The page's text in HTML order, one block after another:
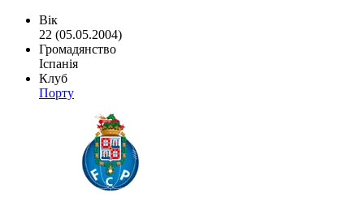
Вік
22 (05.05.2004)
Громадянство
Іспанія
Клуб
Порту